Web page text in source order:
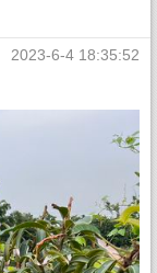
2023-6-4 18:35:52